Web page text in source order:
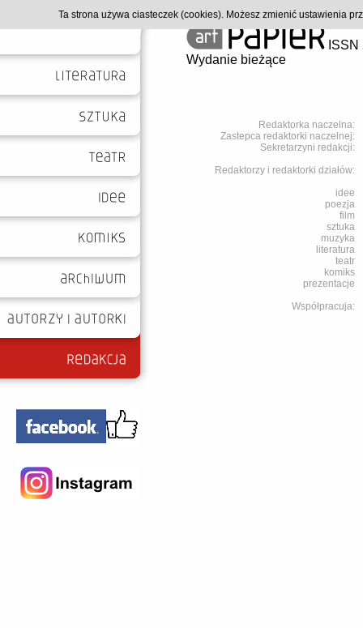
Wydanie bieżące
Redaktorka naczelna:
Zastepca redaktorki naczelnej:
Sekretarzyni redakcji:
Redaktorzy i redaktorki działów:
idee
poezja
film
sztuka
muzyka
literatura
teatr
komiks
prezentacje
Współpracuja:
Ta strona używa ciasteczek (cookies). Możesz zmienić ustawienia